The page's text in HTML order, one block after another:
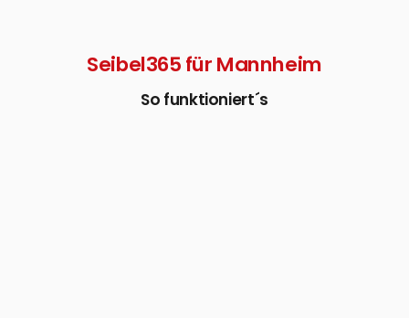
Seibel365 für Mannheim
So funktioniert´s